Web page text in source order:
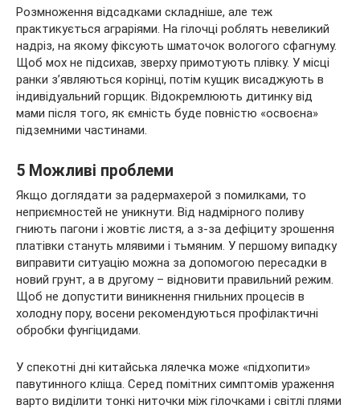
Розмноження відсадками складніше, але теж
практикується аграріями. На гілочці роблять невеликий
надріз, на якому фіксують шматочок вологого сфагнуму.
Щоб мох не підсихав, зверху примотують плівку. У місці
ранки з’являються корінці, потім кущик висаджують в
індивідуальний горщик. Відокремлюють дитинку від
мами після того, як ємність буде повністю «освоєна»
підземними частинами.
5 Можливі проблеми
Якщо доглядати за радермахерой з помилками, то
неприємностей не уникнути. Від надмірного поливу
гниють пагони і жовтіє листя, а з-за дефіциту зрошення
платівки стануть млявими і тьмяним. У першому випадку
виправити ситуацію можна за допомогою пересадки в
новий грунт, а в другому – відновити правильний режим.
Щоб не допустити виникнення гнильних процесів в
холодну пору, восени рекомендуються профілактичні
обробки фунгіцидами.
У спекотні дні китайська лялечка може «підхопити»
павутинного кліща. Серед помітних симптомів ураження
варто виділити тонкі ниточки між гілочками і світлі плями